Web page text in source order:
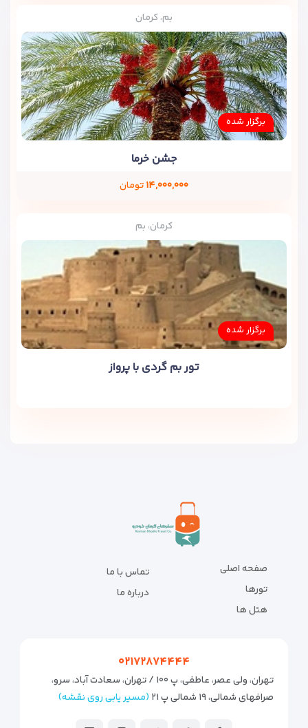
بم، کرمان
برگزار شده
جشن خرما
۱۴,۰۰۰,۰۰۰تومان
کرمان، بم
برگزار شده
تور بم گردی با پرواز
صفحه اصلی
تورها
هتل ها
تماس با ما
درباره ما
۰۲۱۷۲۸۷۴۴۴۴
تهران، ولی عصر، عاطفی، پ ۱۰۰ / تهران، سعادت آباد، سرو،
صرافهای شمالی، ۱۹ شمالی پ ۲۱
(مسیر یابی روی نقشه)